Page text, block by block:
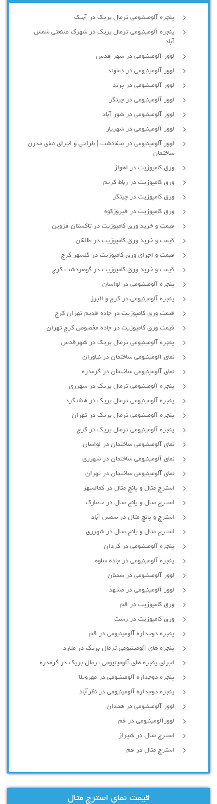
پنجره آلومینیومی ترمال بریک در آبیک
پنجره آلومینیومی ترمال بریک در شهرک صنعتی شمس
آباد
لوور آلومینیومی در شهر قدس
لوور آلومینیومی در دماوند
لوور آلومینیومی در پرند
لوور آلومینیومی در چیتگر
لوور آلومینیومی در شور آباد
لوور آلومينيومي در شهريار
لوور آلومینیومی در صفادشت | طراحی و اجرای نمای مدرن
ساختمان
ورق کامپوزیت در اهواز
ورق کامپوزیت در رباط کریم
ورق کامپوزیت در چیتگر
ورق کامپوزیت در فیروزکوه
قیمت و خرید ورق کامپوزیت در تاکستان قزوین
قیمت و خرید ورق کامپوزیت در طالقان
قیمت و اجرای ورق کامپوزیت در گلشهر کرج
قیمت و خرید ورق کامپوزیت در گوهردشت کرج
پنجره آلومینیومی در لواسان
پنجره آلومینیومی در کرج و البرز
قیمت ورق کامپوزیت در جاده قدیم تهران کرج
قیمت ورق کامپوزیت در جاده مخصوص کرج تهران
پنجره آلومینیومی ترمال بریک در شهرقدس
نمای آلومینیومی ساختمان در نیاوران
نمای آلومینیومی ساختمان در گرمدره
پنجره آلومینیومی ترمال بریک در شهرری
پنجره آلومینیومی ترمال بریک در هشتگرد
پنجره آلومینیومی ترمال بریک در تهران
پنجره آلومینیومی ترمال بریک در کرج
نمای آلومینیومی ساختمان در لواسان
نمای آلومینیومی ساختمان در شهرری
نمای آلومینیومی ساختمان در تهران
استرچ متال و پانچ متال در کمالشهر
استرچ متال و پانچ متال در حصارك
استرچ و پانچ متال در شمس آباد
استرچ متال و پانچ متال در شهرری
پنجره آلومینیومی در کردان
پنجره آلومینیومی در جاده ساوه
لوور آلومینیومی در سمنان
لوور آلومینیومی در مشهد
ورق کامپوزیت در قم
ورق کامپوزیت در رشت
پنجره دوجداره آلومينيومی در قم
پنجره های آلومینیومی ترمال بریک در ملارد
اجرای پنجره های آلومینیومی ترمال بریک در گرمدره
پنجره دوجداره آلومینیومی در مهرویلا
پنجره دوجداره آلومینیومی در نظرآباد
لوور آلومینیومی در همدان
لوورآلومینیومی در قم
استرچ متال در شیراز
استرچ متال در قم
قیمت نمای استرچ متال